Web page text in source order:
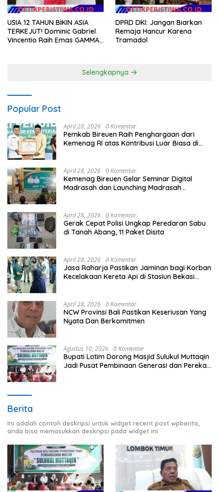
USIA 12 TAHUN BIKIN ASIA
TERKEJUT! Dominic Gabriel
Vincentio Raih Emas GAMMA
DPRD DKI: Jangan Biarkan
Remaja Hancur Karena
Tramadol
Selengkapnya
Popular Post
April 28, 2026 0 Komentar
Pemkab Bireuen Raih Penghargaan dari
Kemenag RI atas Kontribusi Luar Biasa di
April 28, 2026 0 Komentar
Kemenag Bireuen Gelar Seminar Digital
Madrasah dan Launching Madrasah
April 28, 2026 0 Komentar
Gerak Cepat Polisi Ungkap Peredaran Sabu
di Tanah Abang, 11 Paket Disita
April 28, 2026 0 Komentar
Jasa Raharja Pastikan Jaminan bagi Korban
Kecelakaan Kereta Api di Stasiun Bekasi
April 28, 2026 0 Komentar
NCW Provinsi Bali Pastikan Keseriusan Yang
Nyata Dan Berkomitmen
Agustus 10, 2026 0 Komentar
Bupati Lotim Dorong Masjid Sulukul Muttaqin
Jadi Pusat Pembinaan Generasi dan Perekat
Berita
Ini adalah contoh deskripsi untuk widget recent post wpberita,
anda bisa memasukkan deskripsi pada widget ini.